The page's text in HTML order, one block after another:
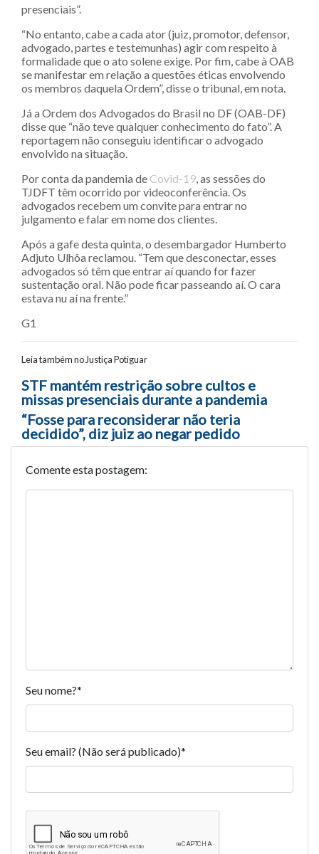
presenciais”.
“No entanto, cabe a cada ator (juiz, promotor, defensor,
advogado, partes e testemunhas) agir com respeito à
formalidade que o ato solene exige. Por fim, cabe à OAB
se manifestar em relação a questões éticas envolvendo
os membros daquela Ordem”, disse o tribunal, em nota.
Já a Ordem dos Advogados do Brasil no DF (OAB-DF)
disse que “não teve qualquer conhecimento do fato”. A
reportagem não conseguiu identificar o advogado
envolvido na situação.
Por conta da pandemia de Covid-19, as sessões do
TJDFT têm ocorrido por videoconferência. Os
advogados recebem um convite para entrar no
julgamento e falar em nome dos clientes.
Após a gafe desta quinta, o desembargador Humberto
Adjuto Ulhôa reclamou. “Tem que desconectar, esses
advogados só têm que entrar aí quando for fazer
sustentação oral. Não pode ficar passeando aí. O cara
estava nu aí na frente.”
G1
Leia também no Justiça Potiguar
Navegação entre posts
STF mantém restrição sobre cultos e
missas presenciais durante a pandemia
“Fosse para reconsiderar não teria
decidido”, diz juiz ao negar pedido
Comente esta postagem:
Seu nome?*
Seu email? (Não será publicado)*